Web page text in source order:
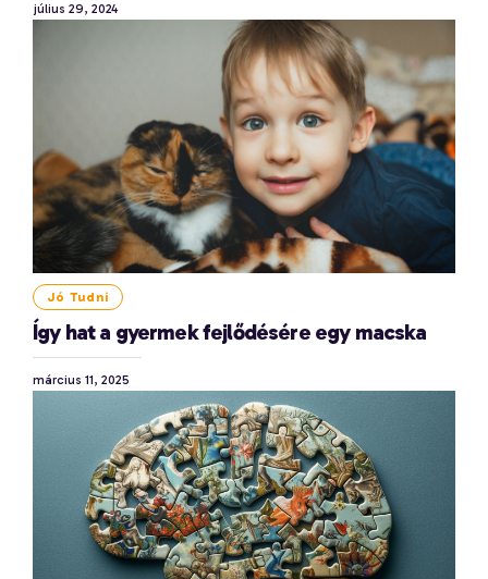
július 29, 2024
Jó Tudni
Így hat a gyermek fejlődésére egy macska
március 11, 2025